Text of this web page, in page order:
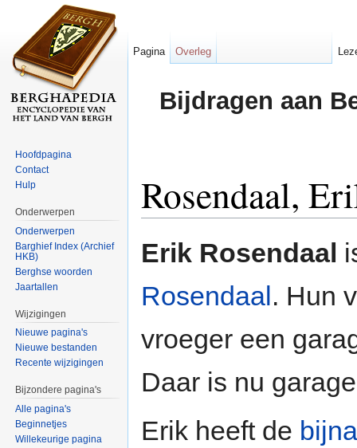
Bijdragen aan
Rosendaal,
Erik Rosendaal
Rosendaal . Hun
vroeger een
Daar is nu
Erik heeft de
Pagina Overleg
Hoofdpagina
Contact
Hulp
Onderwerpen
Onderwerpen
Barghief Index (Archief
HKB)
Berghse woorden
Jaartallen
Wijzigingen
Nieuwe pagina's
Nieuwe bestanden
Recente wijzigingen
Bijzondere pagina's
Alle pagina's
Beginnetjes
Willekeurige pagina